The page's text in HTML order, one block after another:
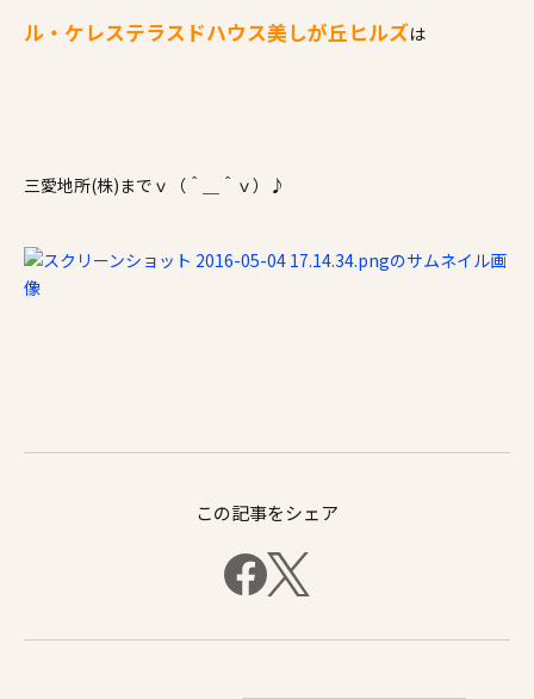
ル・ケレステラスドハウス美しが丘ヒルズは
三愛地所(株)までｖ（＾＿＾ｖ）♪
この記事をシェア